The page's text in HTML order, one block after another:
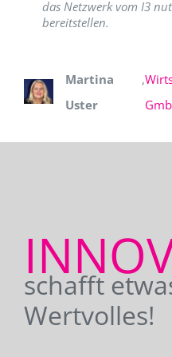
das Netzwerk vom I3
bereitstellen.
Martina
Uster
,
schafft
Wertvolles!